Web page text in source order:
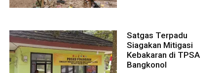
Satgas Terpadu
Siagakan Mitigasi
Kebakaran di TPSA
Bangkonol